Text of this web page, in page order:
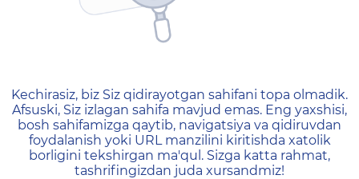
404 — Страница не
Kechirasiz, biz Siz qidirayotgan sahifani topa olmadik.
Afsuski, Siz izlagan sahifa mavjud emas. Eng yaxshisi,
bosh sahifamizga qaytib, navigatsiya va qidiruvdan
foydalanish yoki URL manzilini kiritishda xatolik
borligini tekshirgan ma'qul. Sizga katta rahmat,
tashrifingizdan juda xursandmiz!